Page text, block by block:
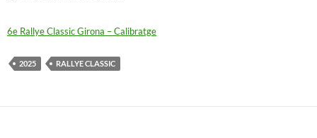
6e Rallye Classic Girona – Calibratge
2025 RALLYE CLASSIC